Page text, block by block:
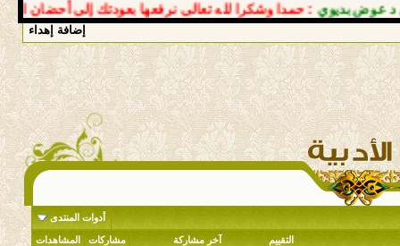
بديوي : حمدا وشكرا لله تعالى نرفعها بعودتك إلى أحضان النبع
إضافة إهداء
أدوات المنتدى
التقييم آخر مشاركة مشاركات المشاهدات